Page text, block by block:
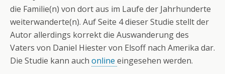
die Familie(n) von dort aus im Laufe der Jahrhunderte
weiterwanderte(n). Auf Seite 4 dieser Studie stellt der
Autor allerdings korrekt die Auswanderung des
Vaters von Daniel Hiester von Elsoff nach Amerika dar.
Die Studie kann auch online eingesehen werden.